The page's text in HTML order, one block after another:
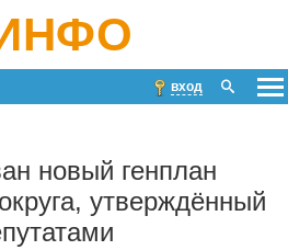
вход
новый генплан
утверждённый